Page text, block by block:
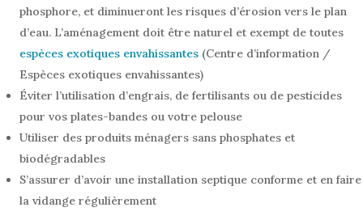
phosphore, et diminueront les risques d’érosion vers le plan
d’eau. L’aménagement doit être naturel et exempt de toutes
espèces exotiques envahissantes (Centre d’information /
Espèces exotiques envahissantes)
Éviter l’utilisation d’engrais, de fertilisants ou de pesticides
pour vos plates-bandes ou votre pelouse
Utiliser des produits ménagers sans phosphates et
biodégradables
S’assurer d’avoir une installation septique conforme et en faire
la vidange régulièrement